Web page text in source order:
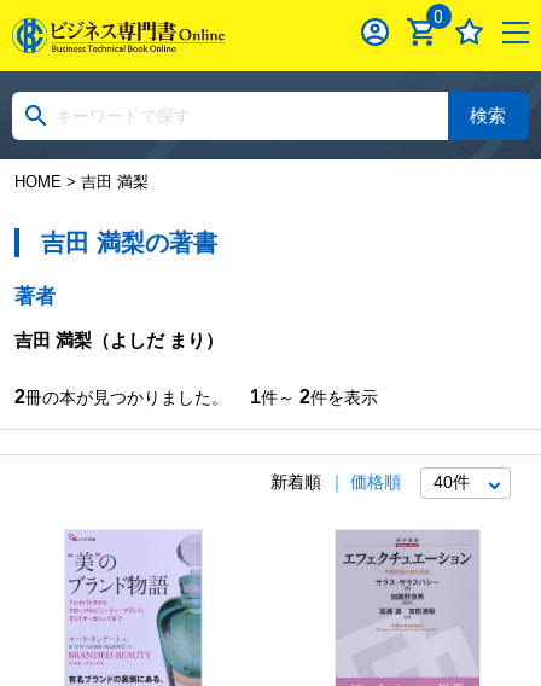
0
検索
HOME> 吉田 満梨
吉田 満梨の著書
著者
吉田 満梨（よしだ まり）
2冊の本が見つかりました。 1件～ 2件を表示
新着順 価格順